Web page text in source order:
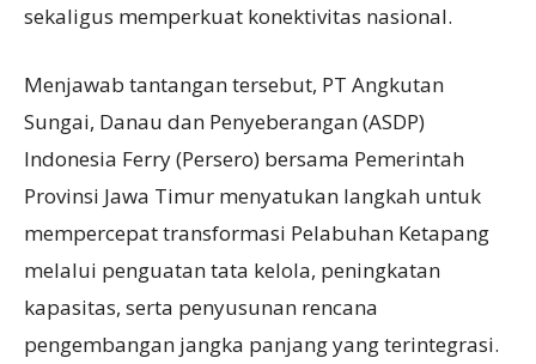
sekaligus memperkuat konektivitas nasional.
Menjawab tantangan tersebut, PT Angkutan
Sungai, Danau dan Penyeberangan (ASDP)
Indonesia Ferry (Persero) bersama Pemerintah
Provinsi Jawa Timur menyatukan langkah untuk
mempercepat transformasi Pelabuhan Ketapang
melalui penguatan tata kelola, peningkatan
kapasitas, serta penyusunan rencana
pengembangan jangka panjang yang terintegrasi.